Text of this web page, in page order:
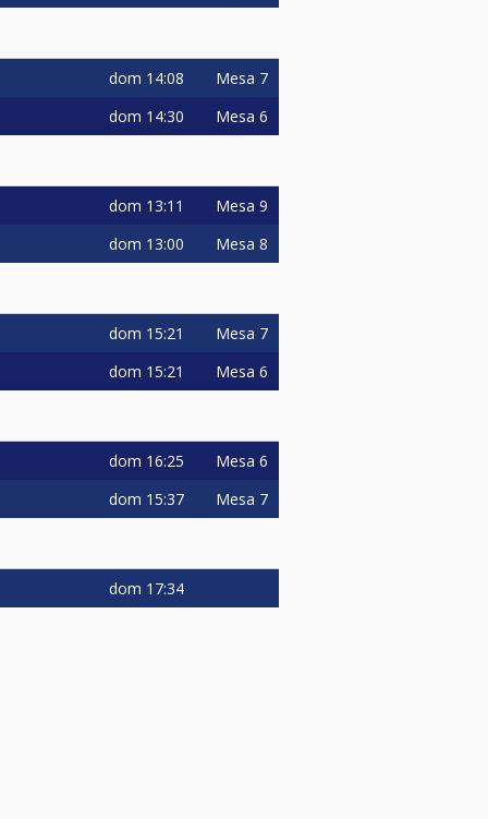
dom 14:08
Mesa 7
dom 14:30 Mesa 6
dom 13:11
Mesa 9
dom 13:00 Mesa 8
dom 15:21
Mesa 7
dom 15:21 Mesa 6
dom 16:25
Mesa 6
dom 15:37 Mesa 7
dom 17:34